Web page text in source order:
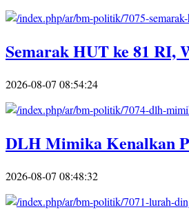
Semarak HUT ke 81 RI,
2026-08-07 08:54:24
DLH Mimika Kenalkan
2026-08-07 08:48:32